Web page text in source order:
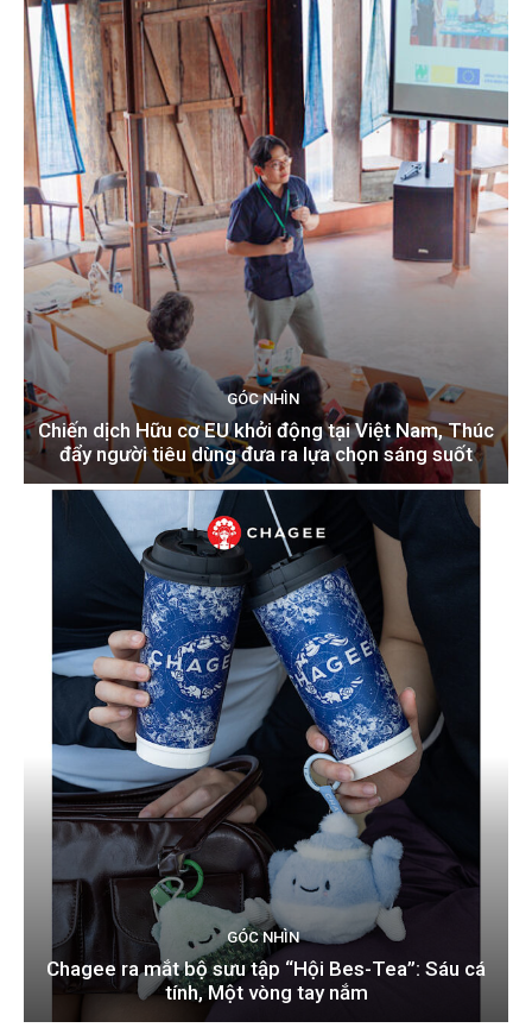
GÓC NHÌN
Chiến dịch Hữu cơ EU khởi động tại Việt Nam, Thúc
đẩy người tiêu dùng đưa ra lựa chọn sáng suốt
GÓC NHÌN
Chagee ra mắt bộ sưu tập “Hội Bes-Tea”: Sáu cá
tính, Một vòng tay nắm